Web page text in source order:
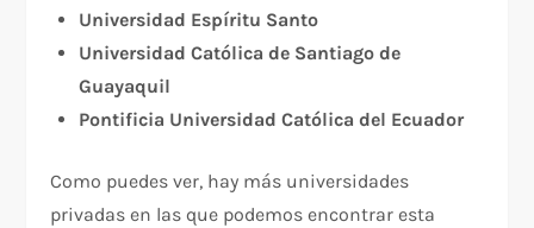
Universidad Espíritu Santo
Universidad Católica de Santiago de
Guayaquil
Pontificia Universidad Católica del Ecuador
Como puedes ver, hay más universidades
privadas en las que podemos encontrar esta